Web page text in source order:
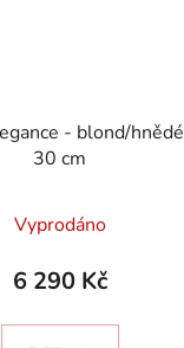
- blond/hnědé
30 cm
Vyprodáno
6 290 Kč